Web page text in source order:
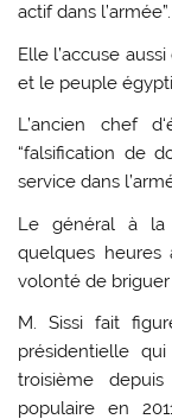
actif dans l’armée”.
Elle l’accuse
et le peuple
L’ancien chef
“falsification de
service dans
Le général à la
quelques heures
volonté de
M. Sissi fait
présidentielle
troisième
populaire en